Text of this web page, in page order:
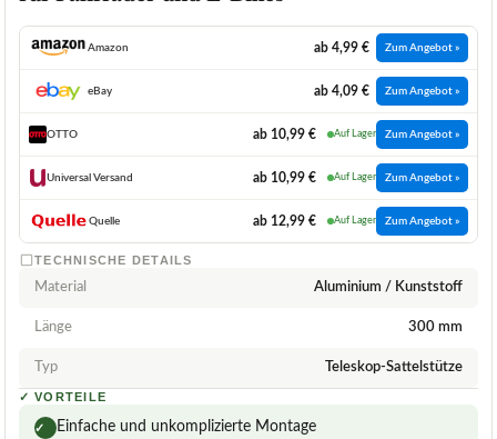
Amazon ab 4,99 € Zum Angebot »
eBay ab 4,09 € Zum Angebot »
OTTO ab 10,99 € Auf Lager Zum Angebot »
Universal Versand ab 10,99 € Auf Lager Zum Angebot »
Quelle ab 12,99 € Auf Lager Zum Angebot »
TECHNISCHE DETAILS
Material Aluminium / Kunststoff
Länge 300 mm
Typ Teleskop-Sattelstütze
✓ VORTEILE
✓ Einfache und unkomplizierte Montage